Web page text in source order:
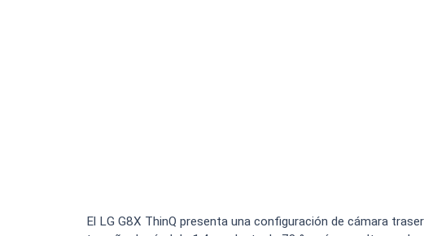
El LG G8X ThinQ presenta una configuración de cámara